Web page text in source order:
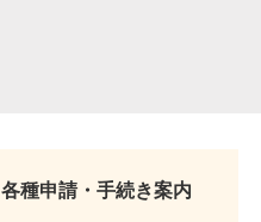
各種申請・手続き案内